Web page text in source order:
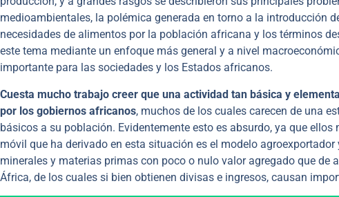
medioambientales, la polémica generada en torno a la introducción
necesidades de alimentos por la población africana y los términos
este tema mediante un enfoque más general y a nivel
importante para las sociedades y los Estados africanos.
Cuesta mucho trabajo creer que una actividad tan básica y
por los gobiernos africanos, muchos de los cuales carecen de una
básicos a su población. Evidentemente esto es absurdo, ya que
móvil que ha derivado en esta situación es el modelo
minerales y materias primas con poco o nulo valor agregado que
África, de los cuales si bien obtienen divisas e ingresos, causan